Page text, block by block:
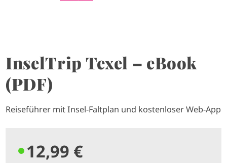
InselTrip Texel – eBook
(PDF)
Reiseführer mit Insel-Faltplan und kostenloser Web-App
12,99 €